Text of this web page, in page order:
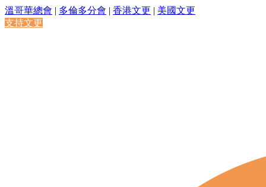
溫哥華總會 | 多倫多分會 | 香港文更 | 美國文更
支持文更